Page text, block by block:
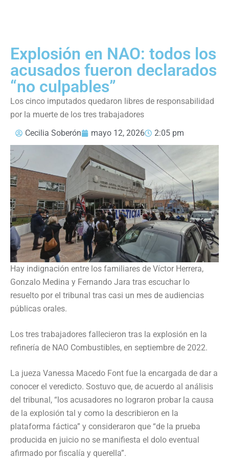
Explosión en NAO: todos los
acusados fueron declarados
“no culpables”
Los cinco imputados quedaron libres de responsabilidad
por la muerte de los tres trabajadores
Cecilia Soberón
mayo 12, 2026 2:05 pm
Hay indignación entre los familiares de Víctor Herrera,
Gonzalo Medina y Fernando Jara tras escuchar lo
resuelto por el tribunal tras casi un mes de audiencias
públicas orales.
Los tres trabajadores fallecieron tras la explosión en la
refinería de NAO Combustibles, en septiembre de 2022.
La jueza Vanessa Macedo Font fue la encargada de dar a
conocer el veredicto. Sostuvo que, de acuerdo al análisis
del tribunal, “los acusadores no lograron probar la causa
de la explosión tal y como la describieron en la
plataforma fáctica” y consideraron que “de la prueba
producida en juicio no se manifiesta el dolo eventual
afirmado por fiscalía y querella”.